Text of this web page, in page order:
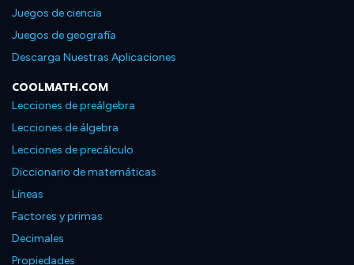
Juegos de ciencia
Juegos de geografía
Descarga Nuestras Aplicaciones
COOLMATH.COM
Lecciones de preálgebra
Lecciones de álgebra
Lecciones de precálculo
Diccionario de matemáticas
Líneas
Factores y primas
Decimales
Propiedades